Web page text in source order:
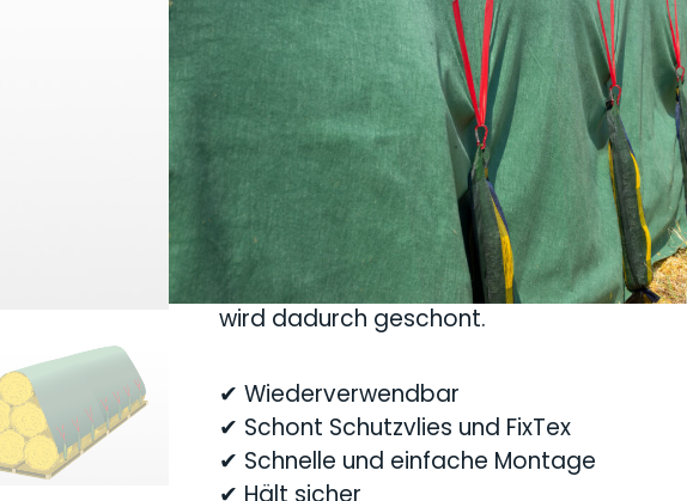
Mit unserenFixTex Silosack-Karabinern
einfach und schnell anFixTex-
ausgehängt werden. Dazu einfach das
der haftenden Seite in Form eines V's am
einen gefüllten Silosack in den Karabiner
an das angekletteteFixTex band hängen.
Saison können die Silosäcke einfach
ohne dass das Klettband abgezogen
bleibt die Haftkraft desFixTexlänger
wird dadurch geschont.
✔ Wiederverwendbar
✔ Schont Schutzvlies und FixTex
✔ Schnelle und einfache Montage
✔ Hält sicher